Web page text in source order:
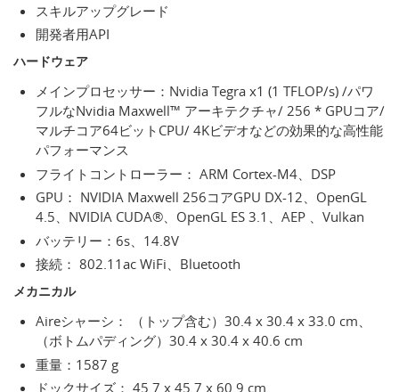
スキルアップグレード
開発者用API
ハードウェア
メインプロセッサー：Nvidia Tegra x1 (1 TFLOP/s) /パワ
フルなNvidia Maxwell™ アーキテクチャ/ 256 * GPUコア/
マルチコア64ビットCPU/ 4Kビデオなどの効果的な高性能
パフォーマンス
フライトコントローラー： ARM Cortex-M4、DSP
GPU： NVIDIA Maxwell 256コアGPU DX-12、OpenGL
4.5、NVIDIA CUDA®、OpenGL ES 3.1、AEP 、Vulkan
バッテリー：6s、14.8V
接続： 802.11ac WiFi、Bluetooth
メカニカル
Aireシャーシ： （トップ含む）30.4 x 30.4 x 33.0 cm、
（ボトムパディング）30.4 x 30.4 x 40.6 cm
重量：1587 g
ドックサイズ： 45.7 x 45.7 x 60.9 cm